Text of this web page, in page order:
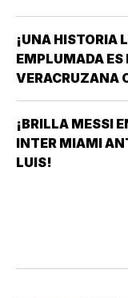
¡UNA HISTORIA
EMPLUMADA ES
VERACRUZANA
PUEBLA EN EL
SERIE DE LA
ESTADIO
POBLANOS…
¡BRILLA MESSI
INTER MIAMI
LUIS!